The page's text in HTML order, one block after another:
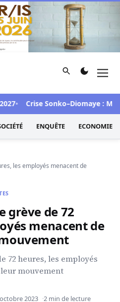
et d'investigation
Rechercher
Crise Sonko–Diomaye : Mimi
ENQUÊTE ECONOMIE
les employés menacent de
grève de 72
menacent de
72 heures, les employés
mouvement
2023 2 min de lecture